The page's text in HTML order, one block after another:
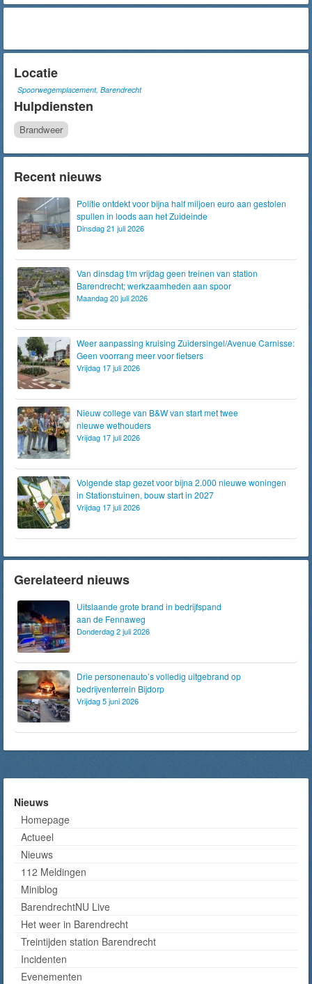
Locatie
Spoorwegemplacement, Barendrecht
Hulpdiensten
Brandweer
Recent nieuws
Politie ontdekt voor bijna half miljoen euro aan gestolen
spullen in loods aan het Zuideinde
Dinsdag 21 juli 2026
Van dinsdag t/m vrijdag geen treinen van station
Barendrecht; werkzaamheden aan spoor
Maandag 20 juli 2026
Weer aanpassing kruising Zuidersingel/Avenue Carnisse:
Geen voorrang meer voor fietsers
Vrijdag 17 juli 2026
Nieuw college van B&W van start met twee
nieuwe wethouders
Vrijdag 17 juli 2026
Volgende stap gezet voor bijna 2.000 nieuwe woningen
in Stationstuinen, bouw start in 2027
Vrijdag 17 juli 2026
Gerelateerd nieuws
Uitslaande grote brand in bedrijfspand
aan de Fennaweg
Donderdag 2 juli 2026
Drie personenauto’s volledig uitgebrand op
bedrijventerrein Bijdorp
Vrijdag 5 juni 2026
Nieuws
Homepage
Actueel
Nieuws
112 Meldingen
Miniblog
BarendrechtNU Live
Het weer in Barendrecht
Treintijden station Barendrecht
Incidenten
Evenementen